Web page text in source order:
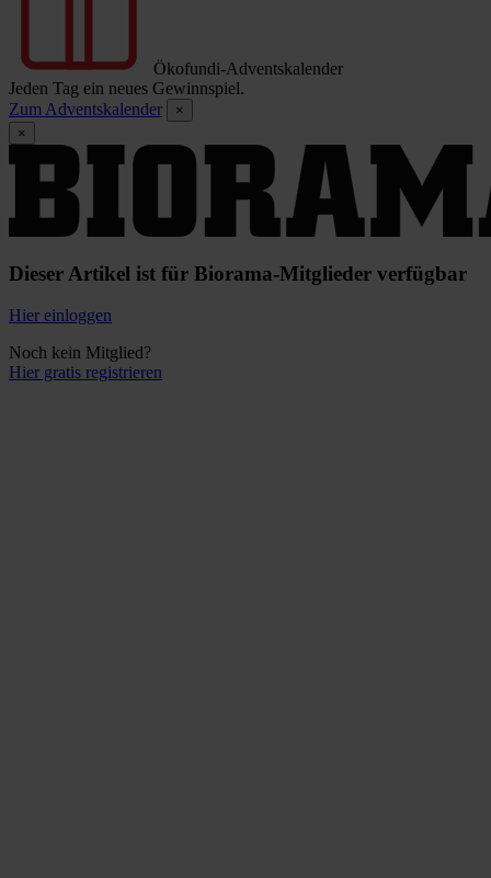
Ökofundi-Adventskalender
Jeden Tag ein neues Gewinnspiel.
Zum Adventskalender
×
×
Dieser Artikel ist für Biorama-Mitglieder verfügbar
Hier einloggen
Noch kein Mitglied?
Hier gratis registrieren